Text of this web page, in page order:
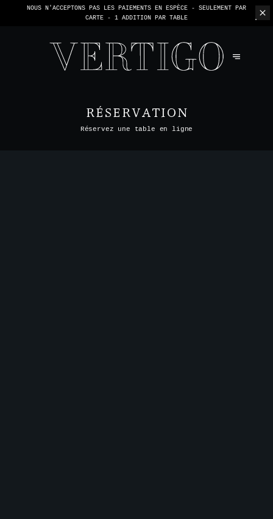
NOUS N'ACCEPTONS PAS LES PAIEMENTS EN ESPÈCE - SEULEMENT PAR
CARTE - 1 ADDITION PAR TABLE
RÉSERVATION
Réservez une table en ligne